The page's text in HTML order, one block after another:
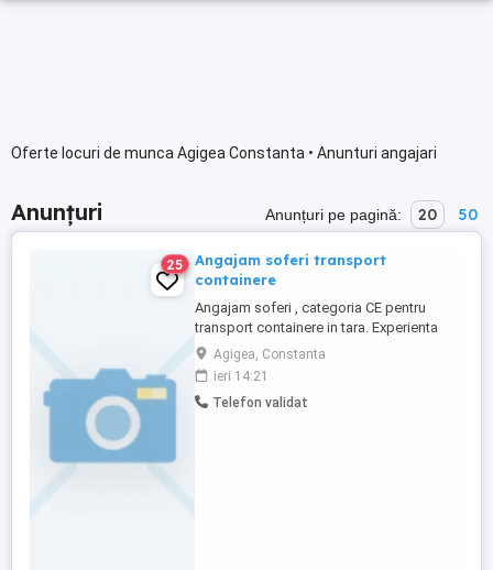
Oferte locuri de munca Agigea Constanta • Anunturi angajari
Anunțuri Anunțuri pe pagină: 20 50
25
Angajam soferi transport
containere
Angajam soferi , categoria CE pentru
transport containere in tara. Experienta
minim 2 ani transport containere în
România. Salariu 5000 lei + alte bonusuri.
Detalii la numarul de telefon.
Agigea, Constanta
ieri 14:21
Telefon validat